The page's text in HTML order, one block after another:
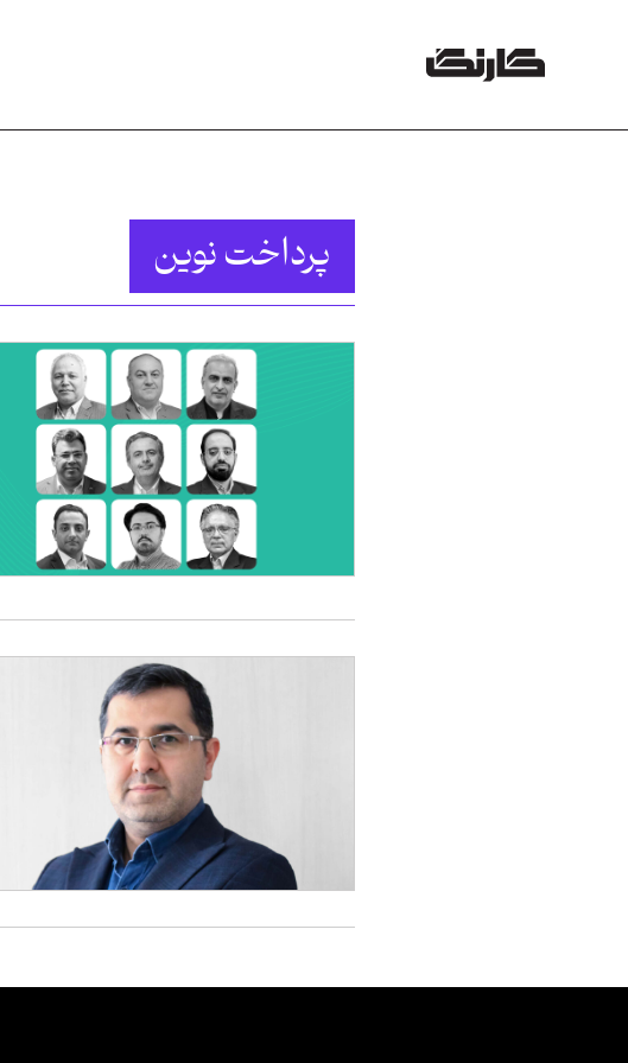
پرداخت نوین